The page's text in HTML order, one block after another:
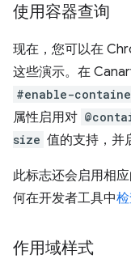
使用容器查询
现在，您可以在
这些演示。在
#enable-
属性启用对
size 值的支持，并
此标志还会启用相
何在开发者工具中
作用域样式